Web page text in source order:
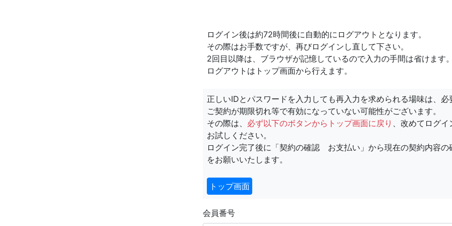
ログイン後は約72時間後に自動的にログアウトとなります。
その際はお手数ですが、再びログインし直して下さい。
2回目以降は、ブラウザが記憶しているので入力の手間は省けます。
ログアウトはトップ画面から行えます。
正しいIDとパスワードを入力しても再入力を求められる場味は、必
ご契約が期限切れ等で有効になっていない可能性がございます。
その際は、 必ず以下のボタンからトップ画面に戻り 、改めてログイ
お試しください。
ログイン完了後に「契約の確認 お支払い」から現在の契約内容の
をお願いいたします。
トップ画面
会員番号